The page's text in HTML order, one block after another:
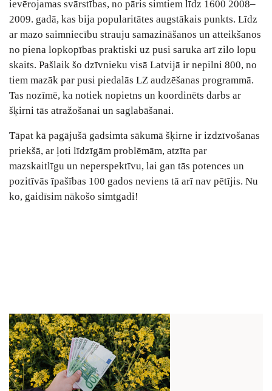
ievērojamas svārstības, no pāris simtiem līdz 1600 2008–
2009. gadā, kas bija popularitātes augstākais punkts. Līdz
ar mazo saimniecību strauju samazināšanos un atteikšanos
no piena lopkopības praktiski uz pusi saruka arī zilo lopu
skaits. Pašlaik šo dzīvnieku visā Latvijā ir nepilni 800, no
tiem mazāk par pusi piedalās LZ audzēšanas programmā.
Tas nozīmē, ka notiek nopietns un koordinēts darbs ar
šķirni tās atražošanai un saglabāšanai.
Tāpat kā pagājušā gadsimta sākumā šķirne ir izdzīvošanas
priekšā, ar ļoti līdzīgām problēmām, atzīta par
mazskaitlīgu un neperspektīvu, lai gan tās potences un
pozitīvās īpašības 100 gados neviens tā arī nav pētījis. Nu
ko, gaidīsim nākošo simtgadi!